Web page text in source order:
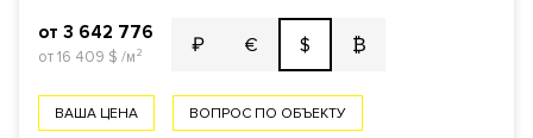
от 3 642 776
от 16 409 $ /м² ₽ € $ ₿
ВАША ЦЕНА ВОПРОС ПО ОБЪЕКТУ